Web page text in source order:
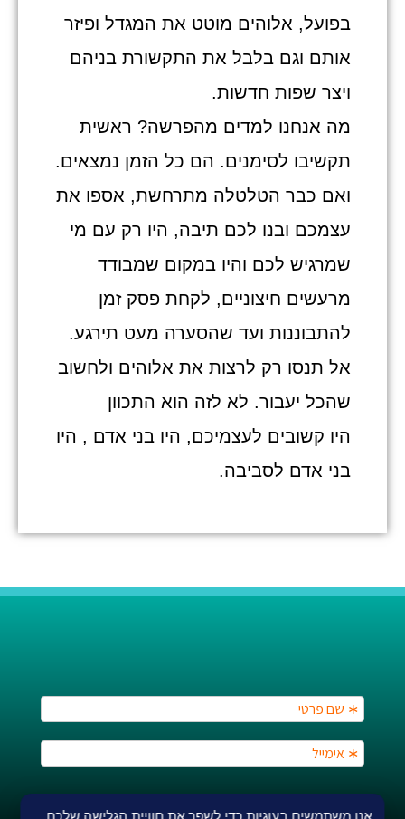
אנו משתמשים בעוגיות כדי לשפר את חוויית הגלישה שלכם
בפועל, אלוהים מוטט את המגדל ופיזר
אותם וגם בלבל את התקשורת בניהם
ויצר שפות חדשות.
מה אנחנו למדים מהפרשה? ראשית
תקשיבו לסימנים. הם כל הזמן נמצאים.
ואם כבר הטלטלה מתרחשת, אספו את
עצמכם ובנו לכם תיבה, היו רק עם מי
שמרגיש לכם והיו במקום שמבודד
מרעשים חיצוניים, לקחת פסק זמן
להתבוננות ועד שהסערה מעט תירגע.
אל תנסו רק לרצות את אלוהים ולחשוב
שהכל יעבור. לא לזה הוא התכוון
היו קשובים לעצמיכם, היו בני אדם , היו
בני אדם לסביבה.